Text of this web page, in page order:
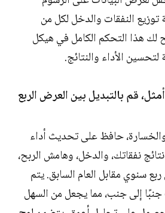
توزيع النفقات والدخل لكل من
هذا التحكم الكامل في هيكل
الأداء والنتائج.
قم بالتبديل بين العرض الربع
حافظ على تحديث أداء
نفقاتك، والدخل، وهامش الربح،
سنوي مقابل العام السابق. يتم
إلى جنب، مما يجعل من السهل